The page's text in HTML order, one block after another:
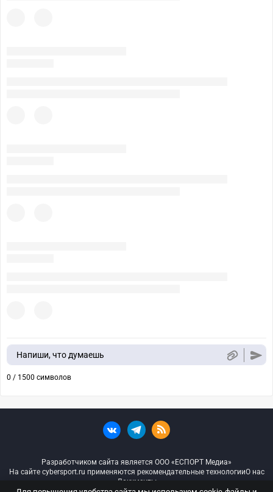
Напиши, что думаешь
0 / 1500 символов
Разработчиком сайта является ООО «ЕСПОРТ Медиа»
На сайте cybersport.ru применяются рекомендательные технологииО нас
Документы